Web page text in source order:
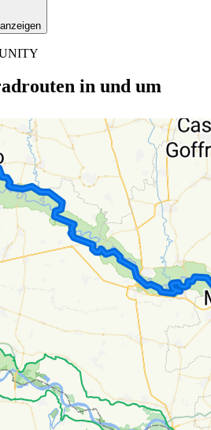
in und um